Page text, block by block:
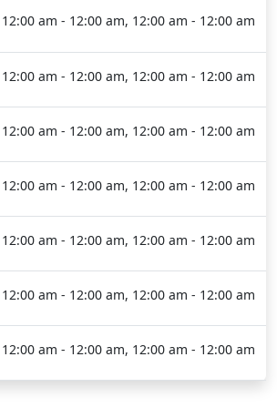
12:00 am - 12:00 am, 12:00 am - 12:00 am
12:00 am - 12:00 am, 12:00 am - 12:00 am
12:00 am - 12:00 am, 12:00 am - 12:00 am
12:00 am - 12:00 am, 12:00 am - 12:00 am
12:00 am - 12:00 am, 12:00 am - 12:00 am
12:00 am - 12:00 am, 12:00 am - 12:00 am
12:00 am - 12:00 am, 12:00 am - 12:00 am